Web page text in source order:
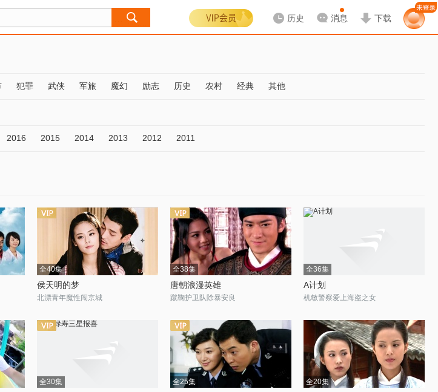
历史 消息 下载
犯罪 武侠 军旅 魔幻 励志 历史 农村 经典 其他
2016 2015 2014 2013 2012 2011
全40集
侯天明的梦
北漂青年魔性闯京城
全38集
唐朝浪漫英雄
蹴鞠护卫队除暴安良
全36集
A计划
机敏警察爱上海盗之女
全30集 全25集 全20集